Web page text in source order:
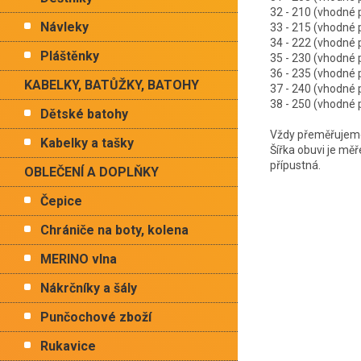
Návleky
Pláštěnky
KABELKY, BATŮŽKY, BATOHY
Dětské batohy
Kabelky a tašky
OBLEČENÍ A DOPLŇKY
Čepice
Chrániče na boty, kolena
MERINO vlna
Nákrčníky a šály
Punčochové zboží
Rukavice
32 - 210
33 - 215
34 - 222
35 - 230
36 - 235
37 - 240
38 - 250
Vždy
Šířka obuvi je
přípustná.